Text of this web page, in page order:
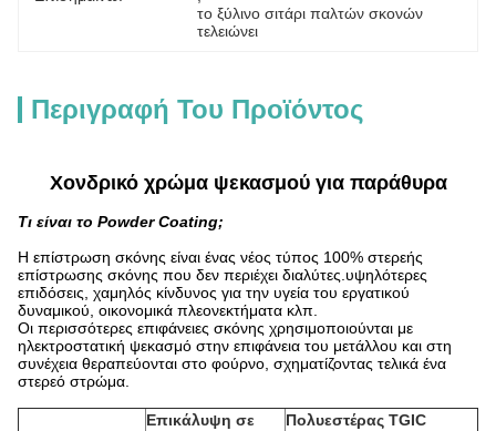
το ξύλινο σιτάρι παλτών σκονών
τελειώνει
Περιγραφή Του Προϊόντος
Χονδρικό χρώμα ψεκασμού για παράθυρα
Τι είναι το Powder Coating;
Η επίστρωση σκόνης είναι ένας νέος τύπος 100% στερεής
επίστρωσης σκόνης που δεν περιέχει διαλύτες.υψηλότερες
επιδόσεις, χαμηλός κίνδυνος για την υγεία του εργατικού
δυναμικού, οικονομικά πλεονεκτήματα κλπ.
Οι περισσότερες επιφάνειες σκόνης χρησιμοποιούνται με
ηλεκτροστατική ψεκασμό στην επιφάνεια του μετάλλου και στη
συνέχεια θεραπεύονται στο φούρνο, σχηματίζοντας τελικά ένα
στερεό στρώμα.
Επικάλυψη σε
Πολυεστέρας TGIC